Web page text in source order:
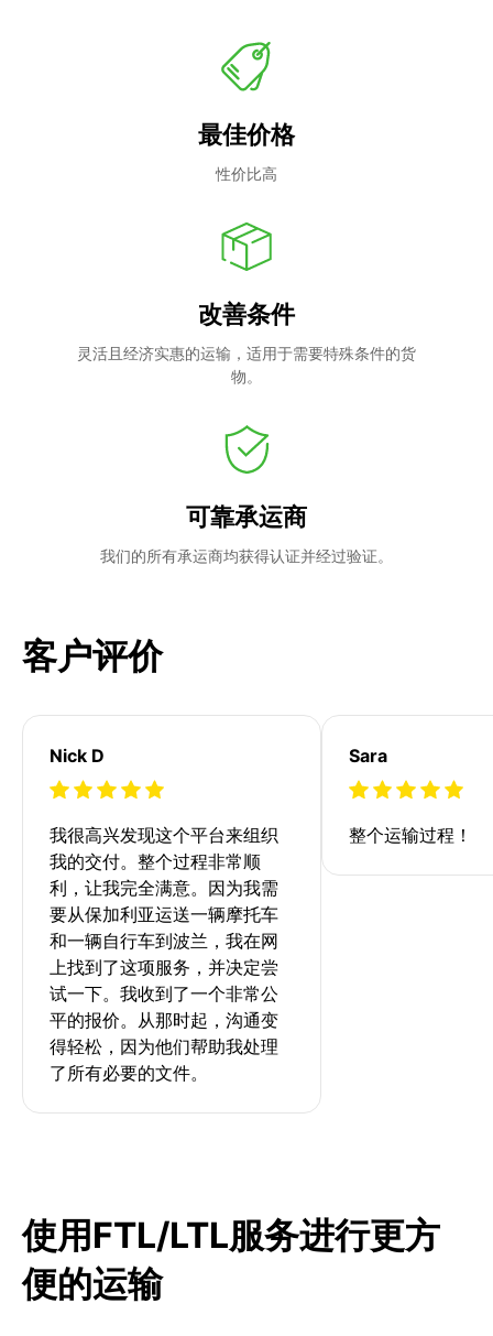
最佳价格
性价比高
改善条件
灵活且经济实惠的运输，适用于需要特殊条件的货
物。
可靠承运商
我们的所有承运商均获得认证并经过验证。
客户评价
Nick D
我很高兴发现这个平台来组织
我的交付。整个过程非常顺
利，让我完全满意。因为我需
要从保加利亚运送一辆摩托车
和一辆自行车到波兰，我在网
上找到了这项服务，并决定尝
试一下。我收到了一个非常公
平的报价。从那时起，沟通变
得轻松，因为他们帮助我处理
了所有必要的文件。
Sara
整个运输过程！
使用FTL/LTL服务进行更方
便的运输